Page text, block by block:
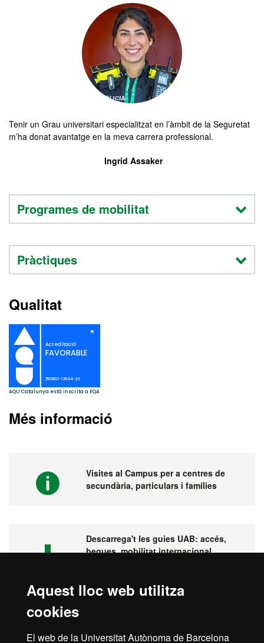
Aquest lloc web utilitza
cookies
El web de la Universitat Autònoma de Barcelona
Tenir un Grau universitari especialitzat en l’àmbit de la Seguretat
m’ha donat avantatge en la meva carrera professional.
Ingrid Assaker
Programes de mobilitat
Pràctiques
Qualitat
Més informació
Visites al Campus per a centres de
secundària, particulars i famílies
Descarrega't les guies UAB: accés,
beques, mobilitat internacional,